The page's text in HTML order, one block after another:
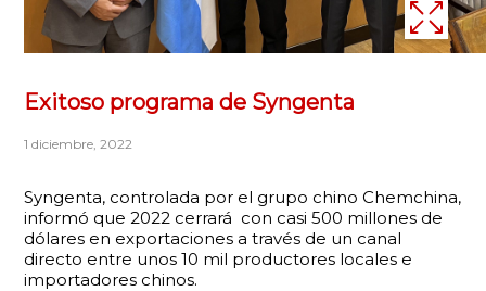
Exitoso programa de Syngenta
1 diciembre, 2022
Syngenta, controlada por el grupo chino Chemchina,
informó que 2022 cerrará con casi 500 millones de
dólares en exportaciones a través de un canal
directo entre unos 10 mil productores locales e
importadores chinos.